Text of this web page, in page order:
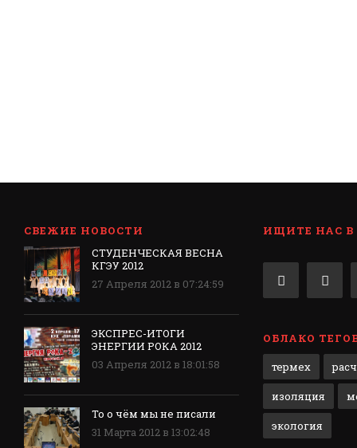
СВЕЖИЕ НОВОСТИ
СТУДЕНЧЕСКАЯ ВЕСНА
КГЭУ 2012
27 Апреля 2012 в 07:24:59
ЭКСПРЕС-ИТОГИ
ЭНЕРГИИ РОКА 2012
03 Апреля 2012 в 18:01:58
То о чём мы не писали
31 Марта 2012 в 13:02:48
ИЩИТЕ НАС В
ОБЛАКО
термех
изоляция
экология